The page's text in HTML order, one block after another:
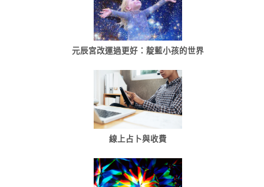
元辰宮改運過更好：靛藍小孩的世界
線上占卜與收費